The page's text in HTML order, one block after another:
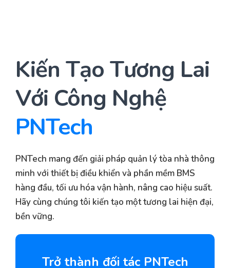
Kiến Tạo Tương Lai
Với Công Nghệ
PNTech
PNTech mang đến giải pháp quản lý tòa nhà thông
minh với thiết bị điều khiển và phần mềm BMS
hàng đầu, tối ưu hóa vận hành, nâng cao hiệu suất.
Hãy cùng chúng tôi kiến tạo một tương lai hiện đại,
bền vững.
Trở thành đối tác PNTech